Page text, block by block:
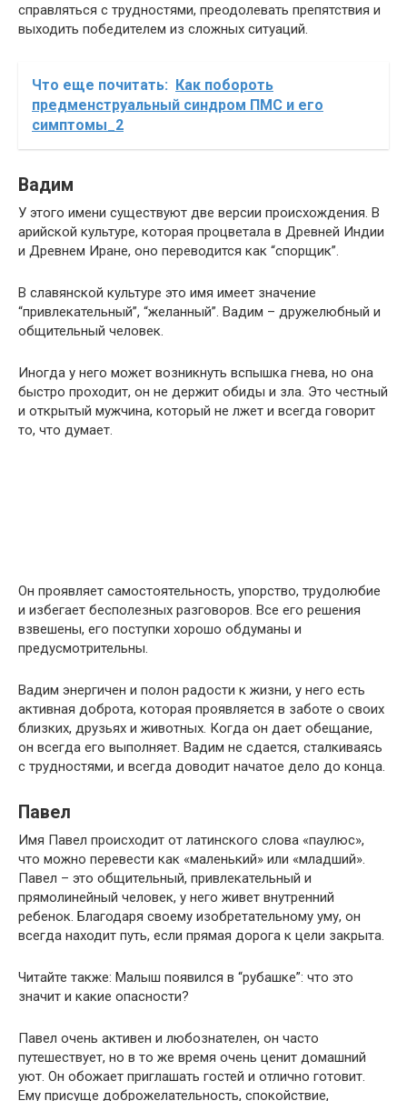
справляться с трудностями, преодолевать препятствия и
выходить победителем из сложных ситуаций.
Что еще почитать: Как побороть
предменструальный синдром ПМС и его
симптомы_2
Вадим
У этого имени существуют две версии происхождения. В
арийской культуре, которая процветала в Древней Индии
и Древнем Иране, оно переводится как “спорщик”.
В славянской культуре это имя имеет значение
“привлекательный”, “желанный”. Вадим – дружелюбный и
общительный человек.
Иногда у него может возникнуть вспышка гнева, но она
быстро проходит, он не держит обиды и зла. Это честный
и открытый мужчина, который не лжет и всегда говорит
то, что думает.
Он проявляет самостоятельность, упорство, трудолюбие
и избегает бесполезных разговоров. Все его решения
взвешены, его поступки хорошо обдуманы и
предусмотрительны.
Вадим энергичен и полон радости к жизни, у него есть
активная доброта, которая проявляется в заботе о своих
близких, друзьях и животных. Когда он дает обещание,
он всегда его выполняет. Вадим не сдается, сталкиваясь
с трудностями, и всегда доводит начатое дело до конца.
Павел
Имя Павел происходит от латинского слова «паулюс»,
что можно перевести как «маленький» или «младший».
Павел – это общительный, привлекательный и
прямолинейный человек, у него живет внутренний
ребенок. Благодаря своему изобретательному уму, он
всегда находит путь, если прямая дорога к цели закрыта.
Читайте также: Малыш появился в “рубашке”: что это
значит и какие опасности?
Павел очень активен и любознателен, он часто
путешествует, но в то же время очень ценит домашний
уют. Он обожает приглашать гостей и отлично готовит.
Ему присуще доброжелательность, спокойствие,